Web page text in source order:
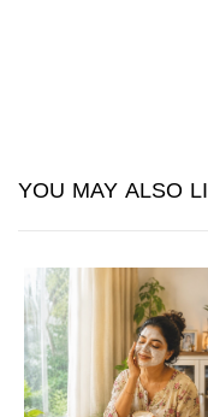
YOU MAY ALSO